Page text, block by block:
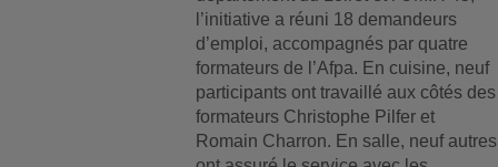
l’initiative a réuni 18 demandeurs
d’emploi, accompagnés par quatre
formateurs de l’Afpa. En cuisine, neuf
participants ont travaillé aux côtés des
formateurs Christophe Pilfer et
Romain Charron. En salle, neuf autres